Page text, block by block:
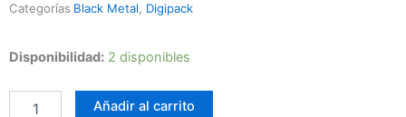
Categorías Black Metal, Digipack
Disponibilidad: 2 disponibles
Svartsyn
Bloodline
cantidad
Añadir al carrito